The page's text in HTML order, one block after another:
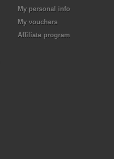
My personal info
My vouchers
Affiliate program